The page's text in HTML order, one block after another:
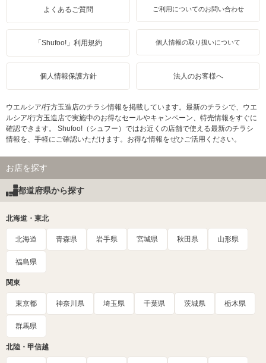
よくあるご質問 ご利用についてのお問い合わせ
「Shufoo!」利用規約 個人情報の取り扱いについて
個人情報保護方針 法人のお客様へ
ウエルシア/行方玉造店のチラシ情報を掲載しています。最新のチラシで、ウエ
ルシア/行方玉造店で実施中のお得なセールやキャンペーン、特売情報をすぐに
確認できます。 Shufoo!（シュフー）ではお近くの店舗で使える最新のチラシ
情報を、手軽にご確認いただけます。お得な情報をぜひご活用ください。
お店を探す
都道府県から探す
北海道・東北
北海道 青森県 岩手県 宮城県 秋田県 山形県
福島県
関東
東京都 神奈川県 埼玉県 千葉県 茨城県 栃木県
群馬県
北陸・甲信越